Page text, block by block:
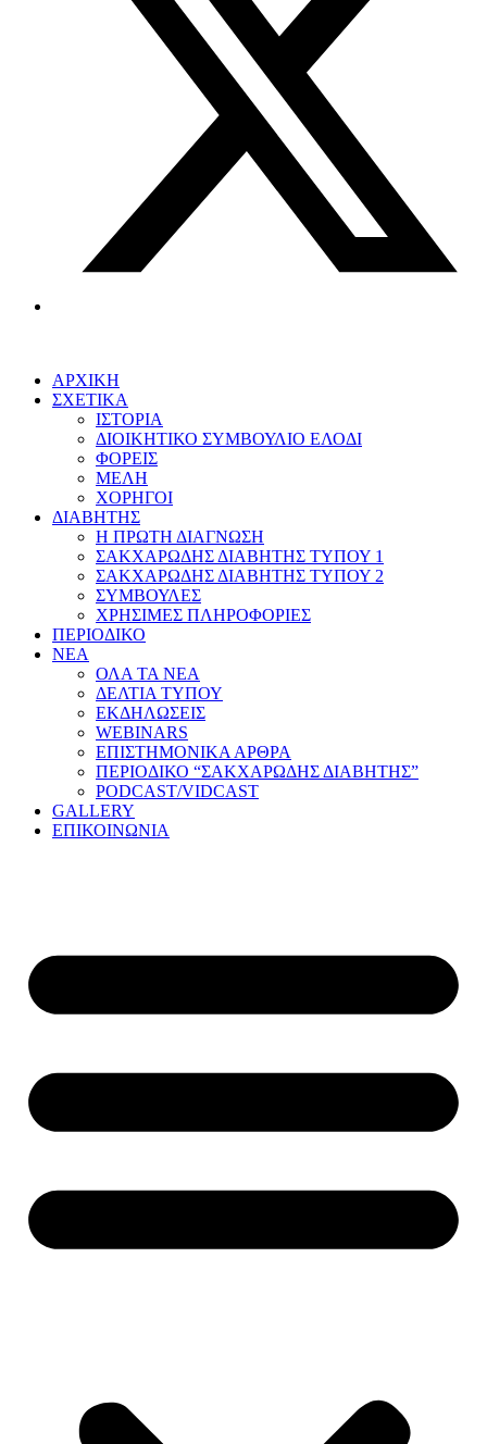
ΑΡΧΙΚΗ
ΣΧΕΤΙΚΑ
ΙΣΤΟΡΙΑ
ΔΙΟΙΚΗΤΙΚΟ ΣΥΜΒΟΥΛΙΟ ΕΛΟΔΙ
ΦΟΡΕΙΣ
ΜΕΛΗ
ΧΟΡΗΓΟΙ
ΔΙΑΒΗΤΗΣ
Η ΠΡΩΤΗ ΔΙΑΓΝΩΣΗ
ΣΑΚΧΑΡΩΔΗΣ ΔΙΑΒΗΤΗΣ ΤΥΠΟΥ 1
ΣΑΚΧΑΡΩΔΗΣ ΔΙΑΒΗΤΗΣ ΤΥΠΟΥ 2
ΣΥΜΒΟΥΛΕΣ
ΧΡΗΣΙΜΕΣ ΠΛΗΡΟΦΟΡΙΕΣ
ΠΕΡΙΟΔΙΚΟ
ΝΕΑ
ΟΛΑ ΤΑ ΝΕΑ
ΔΕΛΤΙΑ ΤΥΠΟΥ
ΕΚΔΗΛΩΣΕΙΣ
WEBINARS
ΕΠΙΣΤΗΜΟΝΙΚΑ ΑΡΘΡΑ
ΠΕΡΙΟΔΙΚΟ “ΣΑΚΧΑΡΩΔΗΣ ΔΙΑΒΗΤΗΣ”
PODCAST/VIDCAST
GALLERY
ΕΠΙΚΟΙΝΩΝΙΑ